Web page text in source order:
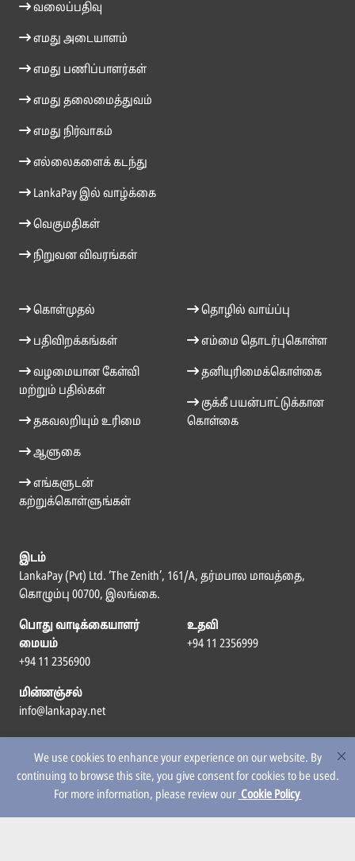
We use cookies to enhance your experience on our website. By
continuing to browse this site, you give consent for cookies to be used.
For more information, please review ourCookie Policy
வலைப்பதிவு
எமது அடையாளம்
எமது பணிப்பாளர்கள்
எமது தலைமைத்துவம்
எமது நிர்வாகம்
எல்லைகளைக் கடந்து
LankaPay இல் வாழ்க்கை
வெகுமதிகள்
நிறுவன விவரங்கள்
கொள்முதல்
பதிவிறக்கங்கள்
வழமையான கேள்வி
மற்றும் பதில்கள்
தகவலறியும் உரிமை
ஆளுகை
எங்களுடன்
கற்றுக்கொள்ளுங்கள்
தொழில் வாய்ப்பு
எம்மை தொடர்புகொள்ள
தனியுரிமைக்கொள்கை
குக்கீ பயன்பாட்டுக்கான
கொள்கை
இடம்
LankaPay (Pvt) Ltd. ‘The Zenith’, 161/A, தர்மபால மாவத்தை,
கொழும்பு 00700, இலங்கை.
பொது வாடிக்கையாளர்
மையம்
+94 11 2356900
உதவி
+94 11 2356999
மின்னஞ்சல்
info@lankapay.net
எம்மைப் பின்தொடர